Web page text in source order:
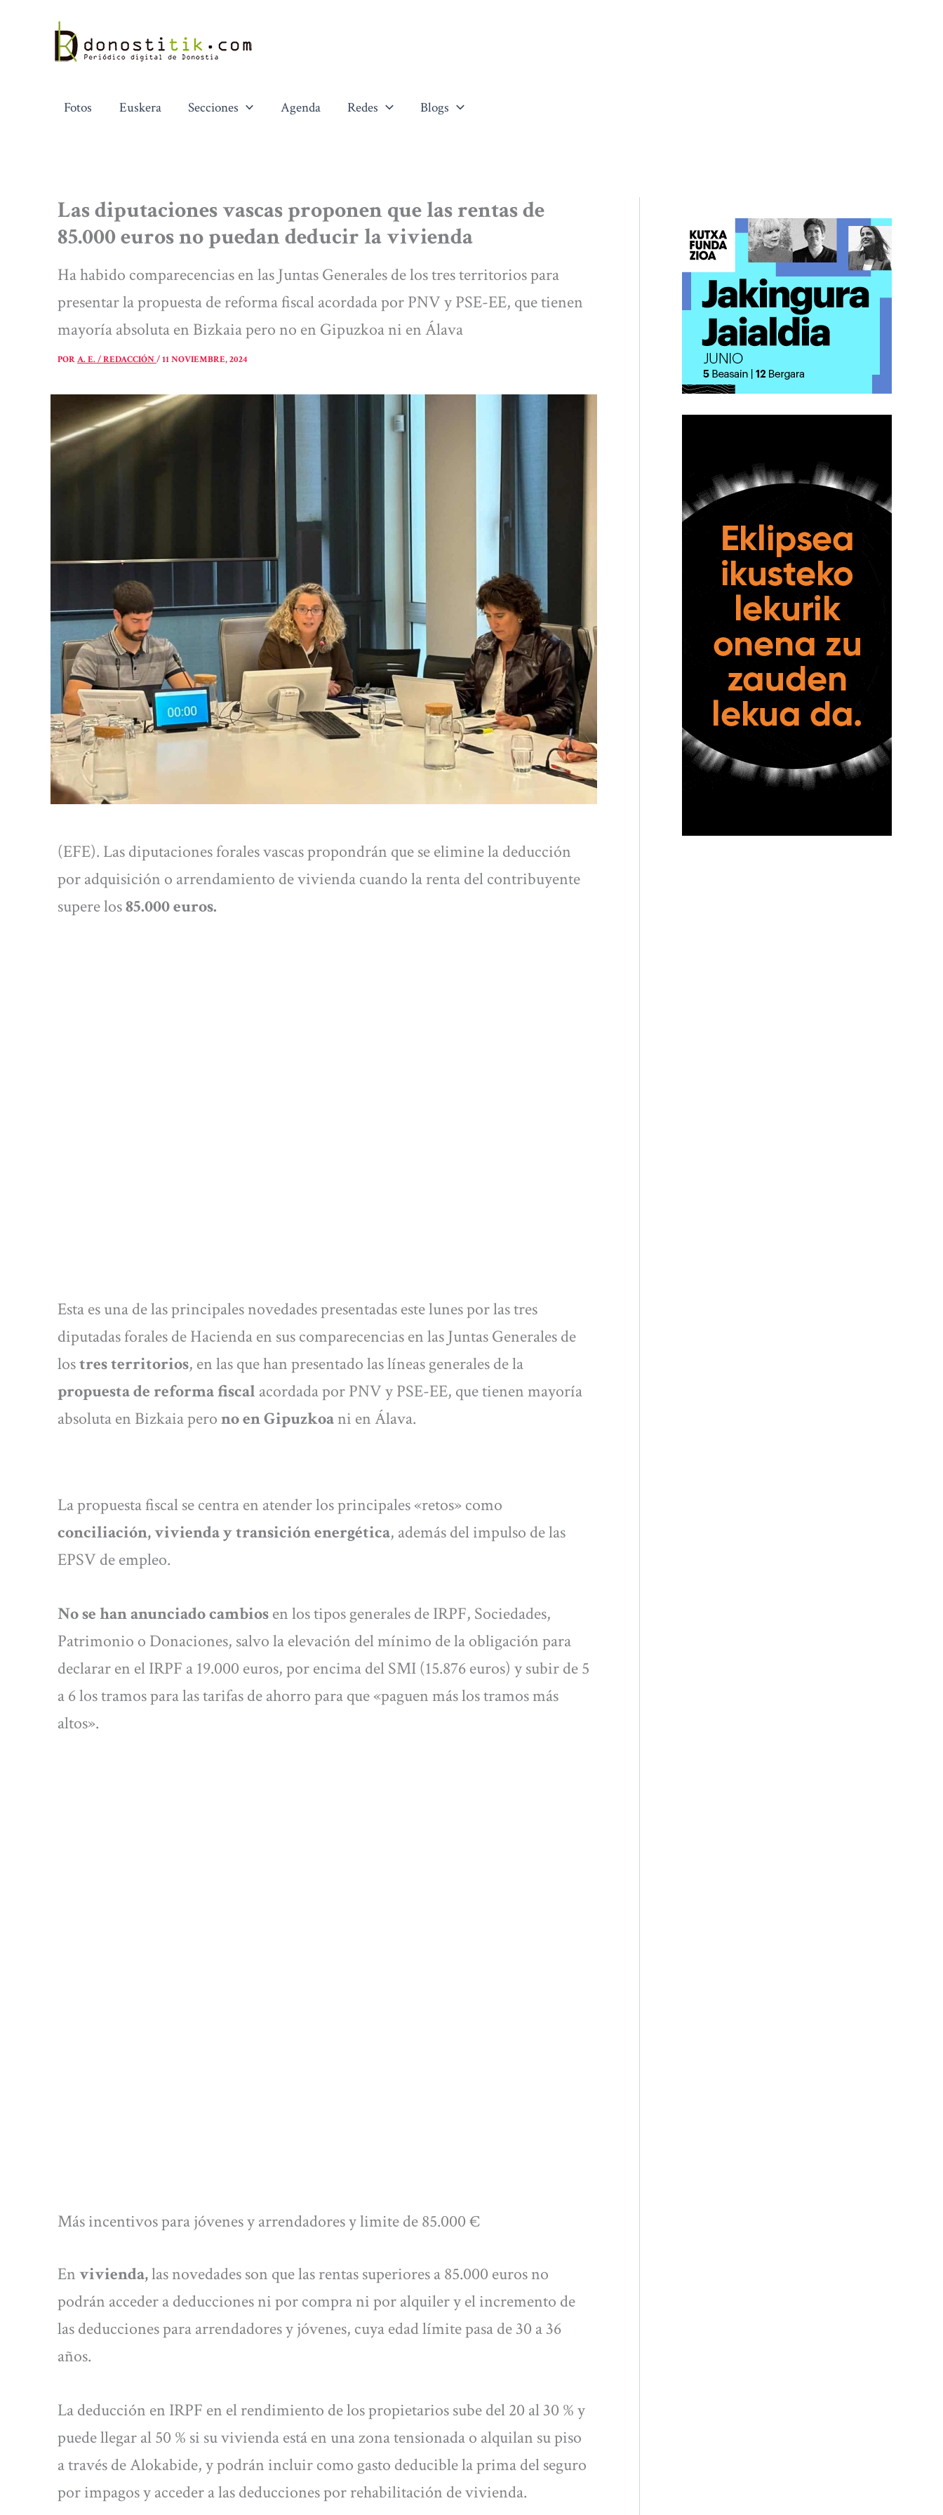
contenido
Fotos Euskera Secciones Agenda Redes Blogs
Las diputaciones vascas proponen que las rentas de
85.000 euros no puedan deducir la vivienda
Ha habido comparecencias en las Juntas Generales de los tres territorios para
presentar la propuesta de reforma fiscal acordada por PNV y PSE-EE, que tienen
mayoría absoluta en Bizkaia pero no en Gipuzkoa ni en Álava
PORA. E. / REDACCIÓN/11 NOVIEMBRE, 2024
(EFE). Las diputaciones forales vascas propondrán que se elimine la deducción
por adquisición o arrendamiento de vivienda cuando la renta del contribuyente
supere los85.000 euros.
Esta es una de las principales novedades presentadas este lunes por las tres
diputadas forales de Hacienda en sus comparecencias en las Juntas Generales de
lostres territorios, en las que han presentado las líneas generales de la
propuesta de reforma fiscal acordada por PNV y PSE-EE, que tienen mayoría
absoluta en Bizkaia perono en Gipuzkoani en Álava.
La propuesta fiscal se centra en atender los principales «retos» como
conciliación, vivienda y transición energética, además del impulso de las
EPSV de empleo.
No se han anunciado cambiosen los tipos generales de IRPF, Sociedades,
Patrimonio o Donaciones, salvo la elevación del mínimo de la obligación para
declarar en el IRPF a 19.000 euros, por encima del SMI (15.876 euros) y subir de 5
a 6 los tramos para las tarifas de ahorro para que «paguen más los tramos más
altos».
Más incentivos para jóvenes y arrendadores y limite de 85.000 €
Envivienda,las novedades son que las rentas superiores a 85.000 euros no
podrán acceder a deducciones ni por compra ni por alquiler y el incremento de
las deducciones para arrendadores y jóvenes, cuya edad límite pasa de 30 a 36
años.
La deducción en IRPF en el rendimiento de los propietarios sube del 20 al 30 % y
puede llegar al 50 % si su vivienda está en una zona tensionada o alquilan su piso
a través de Alokabide, y podrán incluir como gasto deducible la prima del seguro
por impagos y acceder a las deducciones por rehabilitación de vivienda.